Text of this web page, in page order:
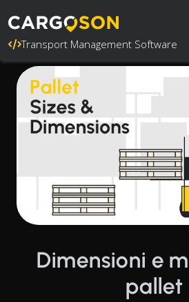
Transport Management Software
Dimensioni e
pallet